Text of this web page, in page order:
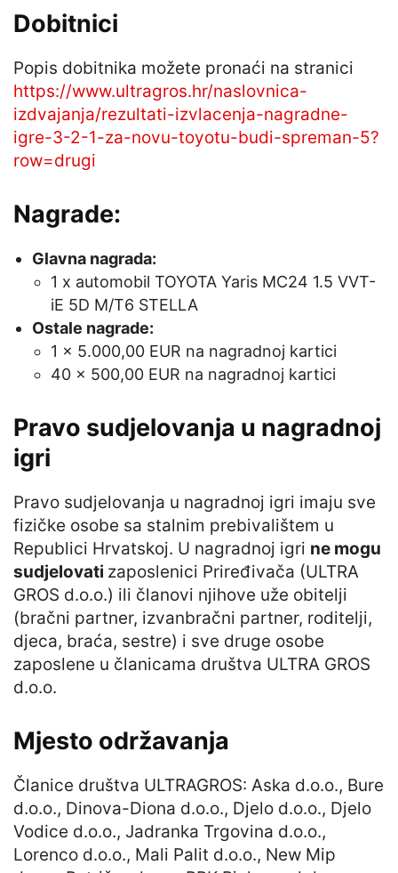
Dobitnici
Popis dobitnika možete pronaći na stranici
https://www.ultragros.hr/naslovnica-
izdvajanja/rezultati-izvlacenja-nagradne-
igre-3-2-1-za-novu-toyotu-budi-spreman-5?
row=drugi
Nagrade:
Glavna nagrada:
1 x automobil TOYOTA Yaris MC24 1.5 VVT-
iE 5D M/T6 STELLA
Ostale nagrade:
1 x 5.000,00 EUR na nagradnoj kartici
40 x 500,00 EUR na nagradnoj kartici
Pravo sudjelovanja u nagradnoj
igri
Pravo sudjelovanja u nagradnoj igri imaju sve
fizičke osobe sa stalnim prebivalištem u
Republici Hrvatskoj. U nagradnoj igri ne mogu
sudjelovati zaposlenici Priređivača (ULTRA
GROS d.o.o.) ili članovi njihove uže obitelji
(bračni partner, izvanbračni partner, roditelji,
djeca, braća, sestre) i sve druge osobe
zaposlene u članicama društva ULTRA GROS
d.o.o.
Mjesto održavanja
Članice društva ULTRAGROS: Aska d.o.o., Bure
d.o.o., Dinova-Diona d.o.o., Djelo d.o.o., Djelo
Vodice d.o.o., Jadranka Trgovina d.o.o.,
Lorenco d.o.o., Mali Palit d.o.o., New Mip